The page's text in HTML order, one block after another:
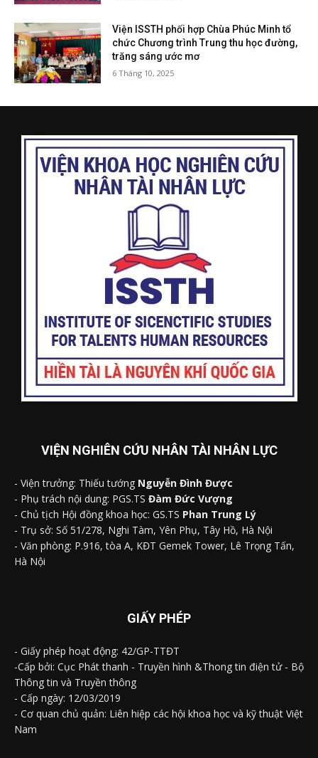
Viện ISSTH phối hợp Chùa Phúc Minh tổ
chức Chương trình Trung thu học đường,
trăng sáng ước mơ
6 Tháng 10, 2025
VIỆN NGHIÊN CỨU NHÂN TÀI NHÂN LỰC
- Viện trưởng: Thiếu tướng Nguyễn Đình Được
- Phụ trách nội dung: PGS.TS Đàm Đức Vượng
- Chủ tịch Hội đồng khoa học: GS.TS Phan Trung Lý
- Trụ sở: Số 51/278, Nghi Tàm, Yên Phụ, Tây Hồ, Hà Nội
- Văn phòng: P.916, tòa A, KĐT Gemek Tower, Lê Trọng Tấn,
Hà Nội
GIẤY PHÉP
- Giấy phép hoạt động: 42/GP-TTĐT
-Cấp bởi: Cục Phát thanh - Truyền hình &Thong tin điện tử - Bộ
Thông tin và Truyền thông
- Cấp ngày: 12/03/2019
- Cơ quan chủ quản: Liên hiệp các hội khoa học và kỹ thuật Việt
Nam